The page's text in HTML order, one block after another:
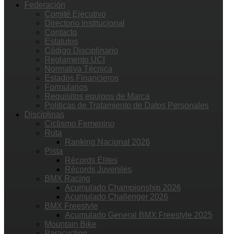
Federación
Comité Ejecutivo
Directorio Institucional
Contacto
Estatutos
Código Disciplinario
Reglamento UCI
Normativa Técnica
Estados Financieros
Formularios
Requisitos equipos de Marca
Políticas de Tratamiento de Datos Personales
Disciplinas
Ciclismo Femenino
Ruta
Ranking Nacional 2026
Pista
Récords Élites
Récords Juveniles
BMX Racing
Acumulado Championship 2026
Acumulado Challenger 2026
BMX Freestyle
Acumulado General BMX Freestyle 2025
Mountain Bike